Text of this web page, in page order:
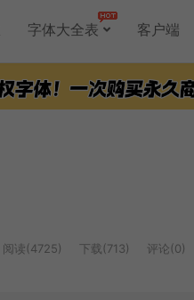
字体大全表 客户端
阅读(4725) 下载(713) 评论(0)